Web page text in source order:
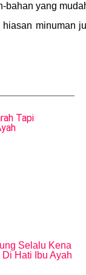
bahan yang
minuman
Selalu Kena
Hati Ibu Ayah